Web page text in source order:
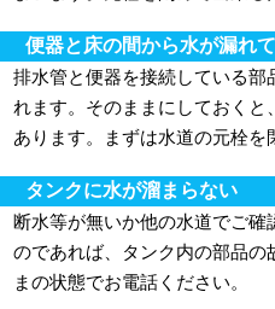
便器と床の間から水が漏れ
排水管と便器を接続している部
れます。そのままにしておくと
あります。まずは水道の元栓を
タンクに水が溜まらない
断水等が無いか他の水道でご確
のであれば、タンク内の部品の
まの状態でお電話ください。